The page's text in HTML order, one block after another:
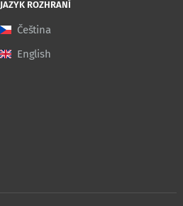
JAZYK ROZHRANÍ
Čeština
English